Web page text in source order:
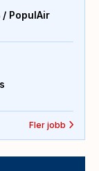
/ PopulAir
Fler jobb